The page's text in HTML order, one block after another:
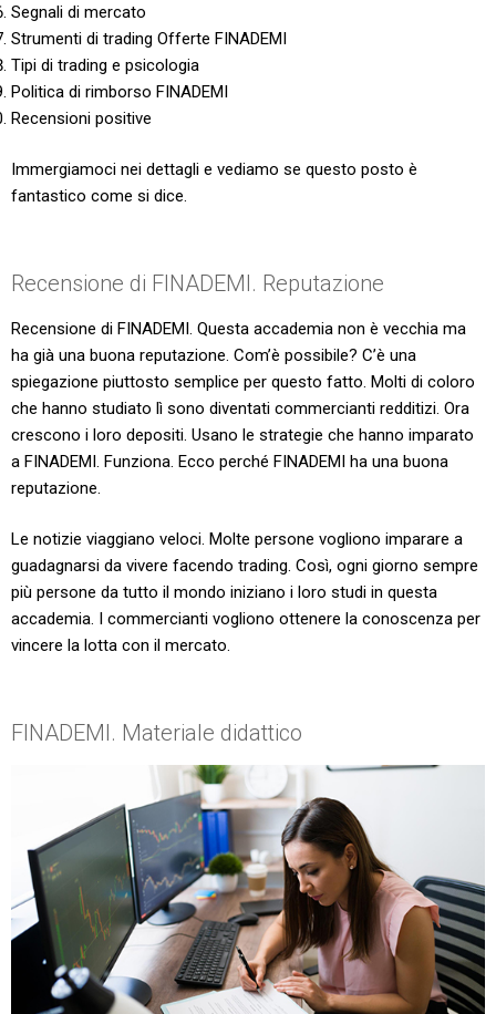
Segnali di mercato
Strumenti di trading Offerte FINADEMI
Tipi di trading e psicologia
Politica di rimborso FINADEMI
Recensioni positive
Immergiamoci nei dettagli e vediamo se questo posto è
fantastico come si dice.
Recensione di FINADEMI. Reputazione
Recensione di FINADEMI. Questa accademia non è vecchia ma
ha già una buona reputazione. Com’è possibile? C’è una
spiegazione piuttosto semplice per questo fatto. Molti di coloro
che hanno studiato lì sono diventati commercianti redditizi. Ora
crescono i loro depositi. Usano le strategie che hanno imparato
a FINADEMI. Funziona. Ecco perché FINADEMI ha una buona
reputazione.
Le notizie viaggiano veloci. Molte persone vogliono imparare a
guadagnarsi da vivere facendo trading. Così, ogni giorno sempre
più persone da tutto il mondo iniziano i loro studi in questa
accademia. I commercianti vogliono ottenere la conoscenza per
vincere la lotta con il mercato.
FINADEMI. Materiale didattico